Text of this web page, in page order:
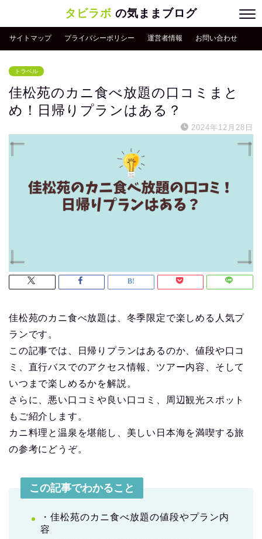
タビラボ の気ままブログ
サイトマップ プライバシーポリシー 運営者情報 お問い合わせ
トラベル
佳松苑のカニ食べ放題の口コミまと
め！日帰りプランはある？
2024年12月28日
佳松苑のカニ食べ放題は、冬季限定で楽しめる人気プ
ランです。
この記事では、日帰りプランはあるのか、値段や口コ
ミ、直行バスでのアクセス情報、ツアー内容、そして
いつまで楽しめるかを解説。
さらに、悪い口コミや良い口コミ、周辺観光スポット
もご紹介します。
カニ料理と温泉を堪能し、美しい日本海を満喫する旅
の参考にどうぞ。
この記事でわかること
・佳松苑のカニ食べ放題の値段やプラン内
容